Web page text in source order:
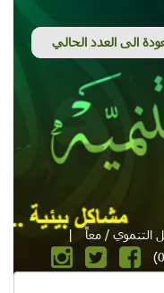
التنموي / معاً
|